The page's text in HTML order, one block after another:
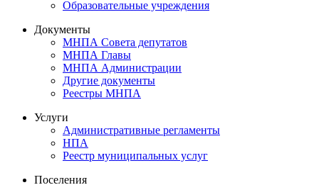
Образовательные учреждения
Документы
МНПА Совета депутатов
МНПА Главы
МНПА Администрации
Другие документы
Реестры МНПА
Услуги
Административные регламенты
НПА
Реестр муниципальных услуг
Поселения